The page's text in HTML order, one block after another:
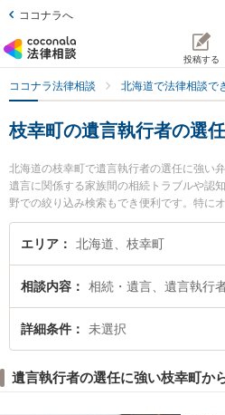
ココナラへ
投稿する
ココナラ法律相談 北海道で法律相談で
枝幸町の遺言執行者の選
北海道の枝幸町で遺言執行者の選任に強い
遺言に関係する家族間の相続トラブルや認
野での絞り込み検索もでき便利です。特に
務所の阿野 洋志弁護士のプロフィール情報
ています。『枝幸町で土日や夜間に発生し
きる枝幸町内の弁護士に相談予約したい』
めです。
エリア 北海道、枝幸町
相談内容 相続・遺言、遺言執行
詳細条件 未選択
遺言執行者の選任に強い枝幸町か